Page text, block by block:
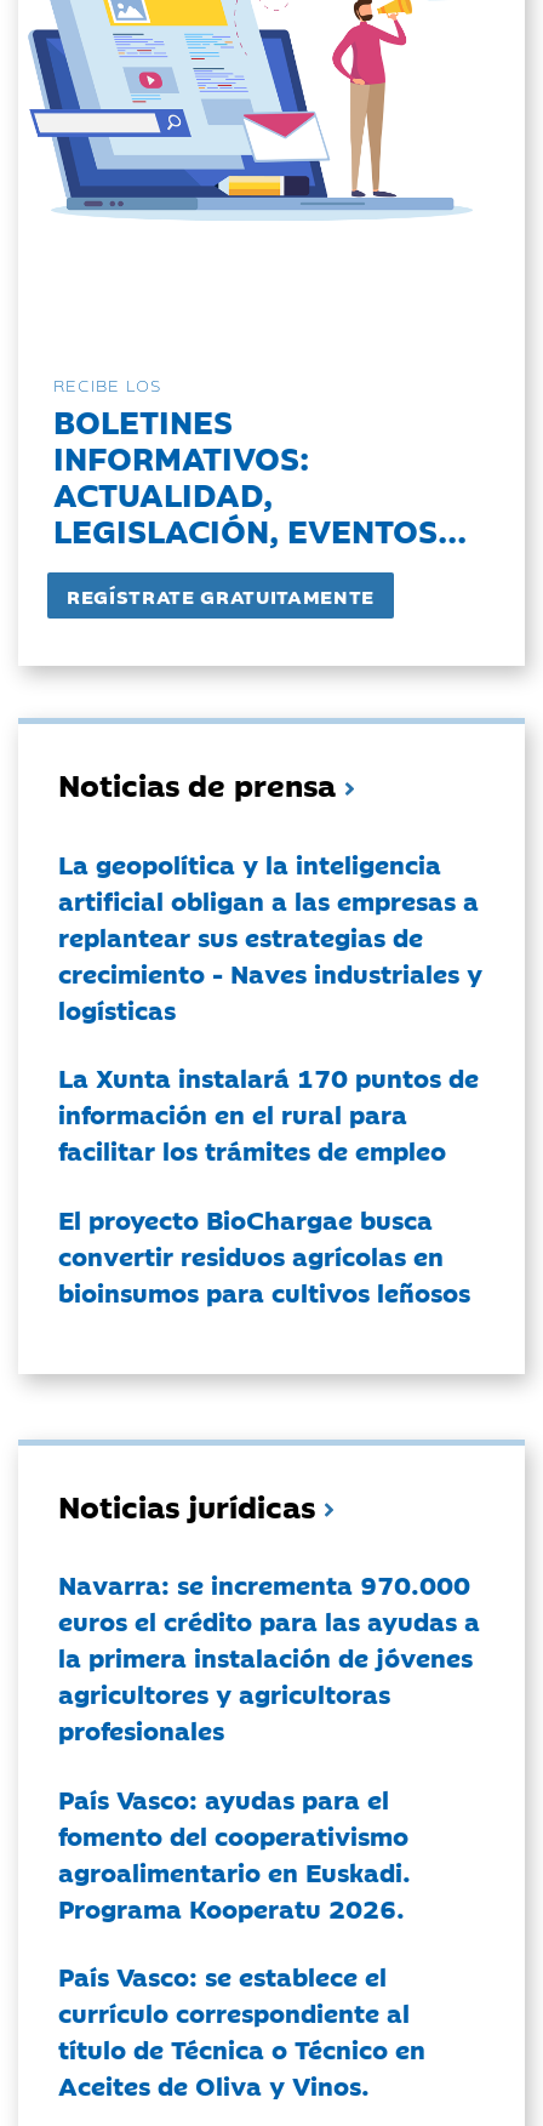
RECIBE LOS
BOLETINES
INFORMATIVOS:
ACTUALIDAD,
LEGISLACIÓN, EVENTOS...
Noticias de prensa
La geopolítica y la inteligencia
artificial obligan a las empresas a
replantear sus estrategias de
crecimiento - Naves industriales y
logísticas
La Xunta instalará 170 puntos de
información en el rural para
facilitar los trámites de empleo
El proyecto BioChargae busca
convertir residuos agrícolas en
bioinsumos para cultivos leñosos
Noticias jurídicas
Navarra: se incrementa 970.000
euros el crédito para las ayudas a
la primera instalación de jóvenes
agricultores y agricultoras
profesionales
País Vasco: ayudas para el
fomento del cooperativismo
agroalimentario en Euskadi.
Programa Kooperatu 2026.
País Vasco: se establece el
currículo correspondiente al
título de Técnica o Técnico en
Aceites de Oliva y Vinos.